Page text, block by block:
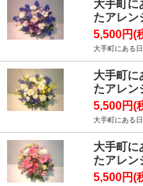
大手町に
たアレン
5,500円(
大手町にある
大手町に
たアレン
5,500円(
大手町にある
大手町に
たアレン
5,500円(